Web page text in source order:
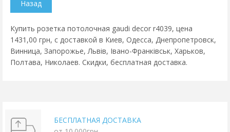
Купить розетка потолочная gaudi decor r4039, цена
1431,00 грн, с доставкой в Киев, Одесса, Днепропетровск,
Винница, Запорожье, Львів, Івано-Франківськ, Харьков,
Полтава, Николаев. Скидки, бесплатная доставка.
БЕСПЛАТНАЯ ДОСТАВКА